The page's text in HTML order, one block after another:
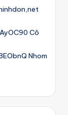
Cô
Nhom